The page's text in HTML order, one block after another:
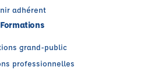
adhérent
grand-public
professionnelles